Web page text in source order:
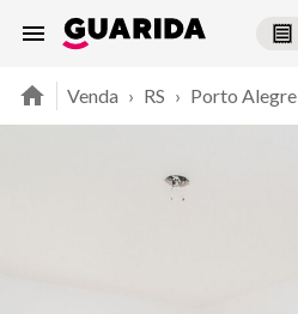
Venda › RS › Porto Alegre